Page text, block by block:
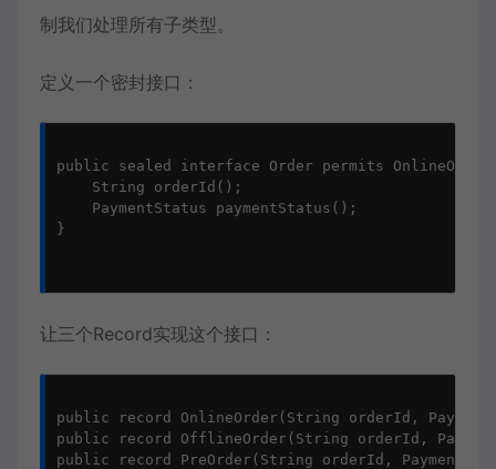
制我们处理所有子类型。
定义一个密封接口：
public sealed interface Order permits
    String orderId();
    PaymentStatus paymentStatus();
}
让三个Record实现这个接口：
public record OnlineOrder(String orderId,
public record OfflineOrder(String orderId,
public record PreOrder(String orderId,